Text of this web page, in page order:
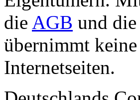
die AGB und die
übernimmt
Internetseiten.